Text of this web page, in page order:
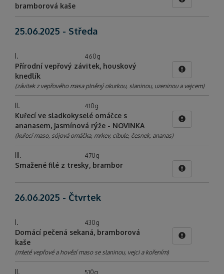
bramborová kaše
25.06.2025 - Středa
I. 460g
Přírodní vepřový závitek, houskový
knedlík
(závitek z vepřového masa plněný okurkou, slaninou, uzeninou a vejcem)
II. 410g
Kuřecí ve sladkokyselé omáčce s
ananasem, jasmínová rýže - NOVINKA
(kuřecí maso, sójová omáčka, mrkev, cibule, česnek, ananas)
III. 470g
Smažené filé z tresky, brambor
26.06.2025 - Čtvrtek
I. 430g
Domácí pečená sekaná, bramborová
kaše
(mleté vepřové a hovězí maso se slaninou, vejci a kořením)
II. 510g